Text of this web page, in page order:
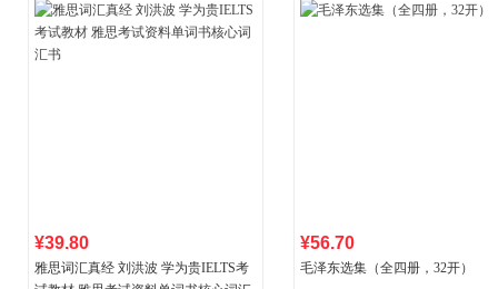
¥39.80
雅思词汇真经 刘洪波 学为贵IELTS考
¥56.70
毛泽东选集（全四册，32开）